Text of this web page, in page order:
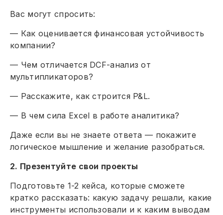
Вас могут спросить:
— Как оценивается финансовая устойчивость
компании?
— Чем отличается DCF-анализ от
мультипликаторов?
— Расскажите, как строится P&L.
— В чем сила Excel в работе аналитика?
Даже если вы не знаете ответа — покажите
логическое мышление и желание разобраться.
2. Презентуйте свои проекты
Подготовьте 1-2 кейса, которые сможете
кратко рассказать: какую задачу решали, какие
инструменты использовали и к каким выводам